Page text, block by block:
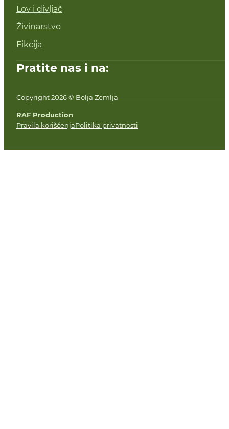
Lov i divljač
Živinarstvo
Fikcija
Pratite nas i na:
Copyright 2026 © Bolja Zemlja
RAF Production
Pravila korišćenjaPolitika privatnosti